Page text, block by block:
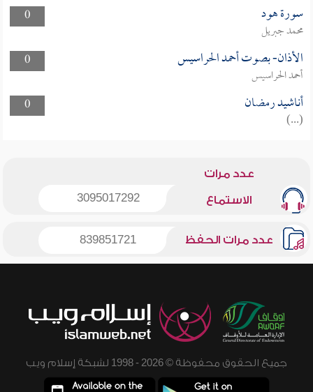
0
سورة هود
محمد جبريل
0
الأذان- بصوت أحمد الحراسيس
أحمد الحراسيس
0
أناشيد رمضان
(...)
عدد مرات
الاستماع 3095017292
عدد مرات الحفظ 839851721
جميع الحقوق محفوظة © 2026 - 1998 لشبكة إسلام ويب